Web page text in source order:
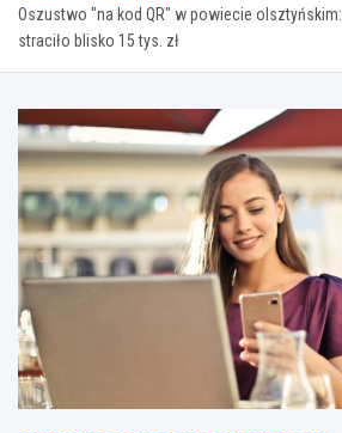
Oszustwo "na kod QR" w powiecie
straciło blisko 15 tys. zł